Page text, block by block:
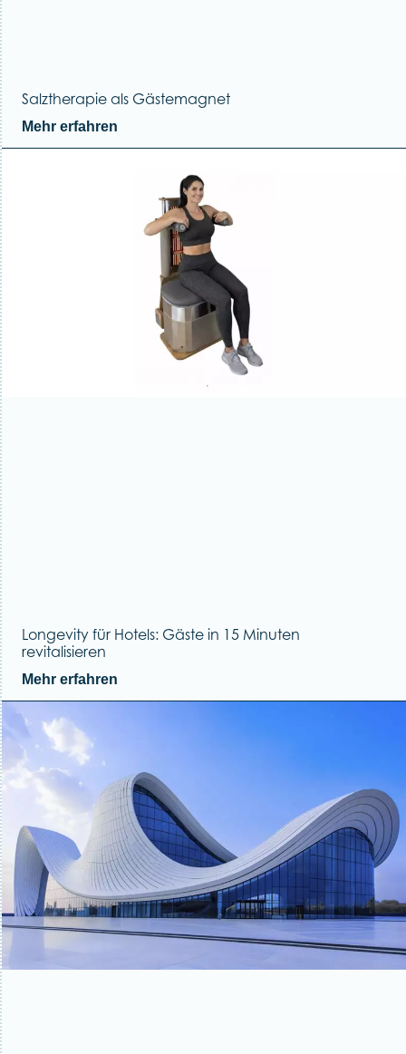
Salztherapie als Gästemagnet
Mehr erfahren
Longevity für Hotels: Gäste in 15 Minuten
revitalisieren
Mehr erfahren